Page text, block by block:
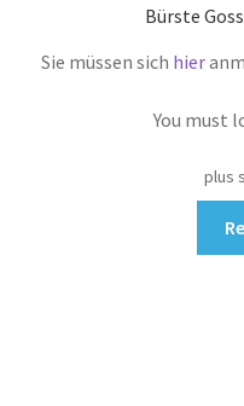
Bürste
Sie müssen sich hier
You must
plus